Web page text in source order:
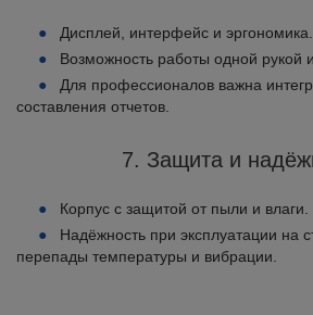
Дисплей, интерфейс и эргономика.
Возможность работы одной рукой
Для профессионалов важна
составления отчетов.
7. Защита и
Корпус с защитой от пыли и влаги.
Надёжность при эксплуатации на
перепады температуры и вибрации.